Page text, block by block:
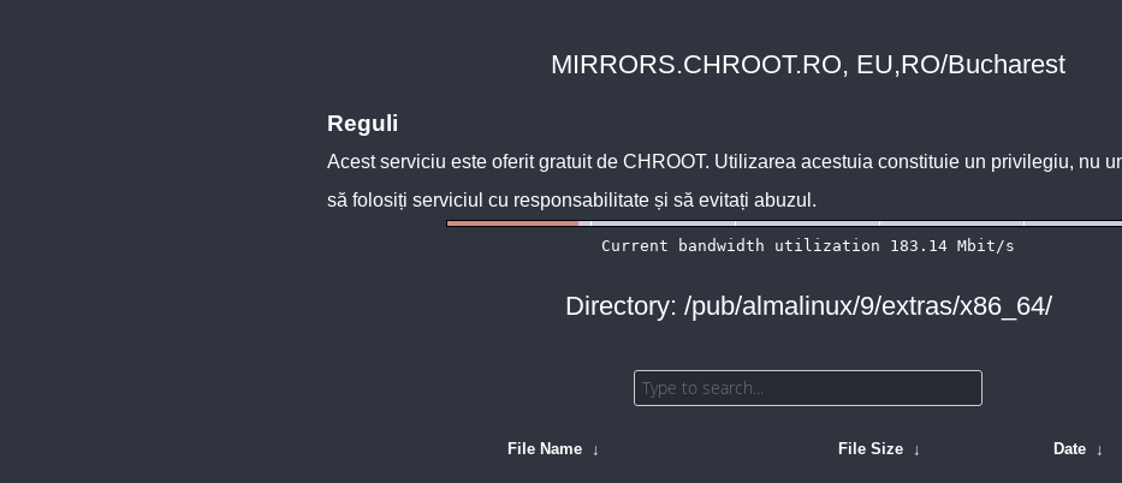
MIRRORS.CHROOT.RO, EU,RO/Bucharest
Reguli
Acest serviciu este oferit gratuit de CHROOT. Utilizarea acestuia constituie un privilegiu, nu
să folosiți serviciul cu responsabilitate și să evitați abuzul.
Directory: /pub/almalinux/9/extras/x86_64/
File Name ↓ File Size ↓ Date ↓